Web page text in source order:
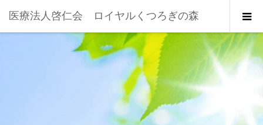
医療法人啓仁会 ロイヤルくつろぎの森